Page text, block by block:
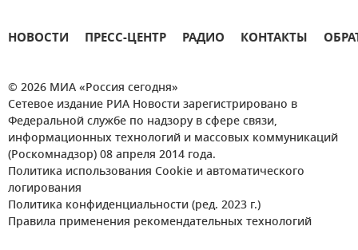
НОВОСТИ ПРЕСС-ЦЕНТР РАДИО КОНТАКТЫ
© 2026 МИА «Россия сегодня»
Сетевое издание РИА Новости зарегистрировано в
Федеральной службе по надзору в сфере связи,
информационных технологий и массовых коммуникаций
(Роскомнадзор) 08 апреля 2014 года.
Политика использования Cookie и автоматического
логирования
Политика конфиденциальности (ред. 2023 г.)
Правила применения рекомендательных технологий